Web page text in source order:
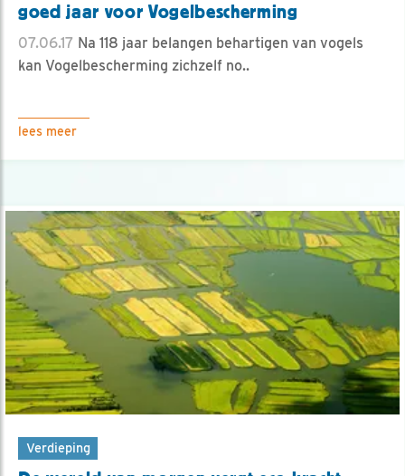
goed jaar voor Vogelbescherming
07.06.17 Na 118 jaar belangen behartigen van vogels
kan Vogelbescherming zichzelf no..
lees meer
Verdieping